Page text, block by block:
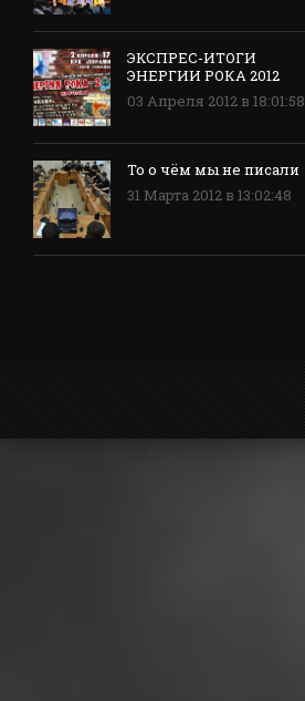
ЭКСПРЕС-ИТОГИ
ЭНЕРГИИ РОКА 2012
03 Апреля 2012 в 18:01:58
То о чём мы не писали
31 Марта 2012 в 13:02:48